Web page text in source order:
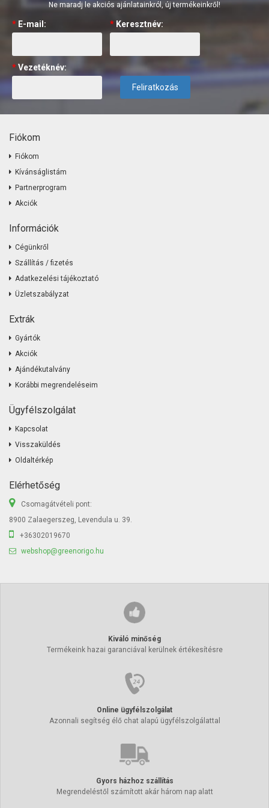
Ne maradj le akciós ajánlatainkról, új termékeinkről!
* E-mail: * Keresztnév:
*Vezetéknév:
Feliratkozás
Fiókom
Fiókom
Kívánságlistám
Partnerprogram
Akciók
Információk
Cégünkről
Szállítás / fizetés
Adatkezelési tájékoztató
Üzletszabályzat
Extrák
Gyártók
Akciók
Ajándékutalvány
Korábbi megrendeléseim
Ügyfélszolgálat
Kapcsolat
Visszaküldés
Oldaltérkép
Elérhetőség
Csomagátvételi pont:
8900 Zalaegerszeg, Levendula u. 39.
+36302019670
webshop@greenorigo.hu
Kiváló minőség
Termékeink hazai garanciával kerülnek értékesítésre
Online ügyfélszolgálat
Azonnali segítség élő chat alapú ügyfélszolgálattal
Gyors házhoz szállítás
Megrendeléstől számított akár három nap alatt